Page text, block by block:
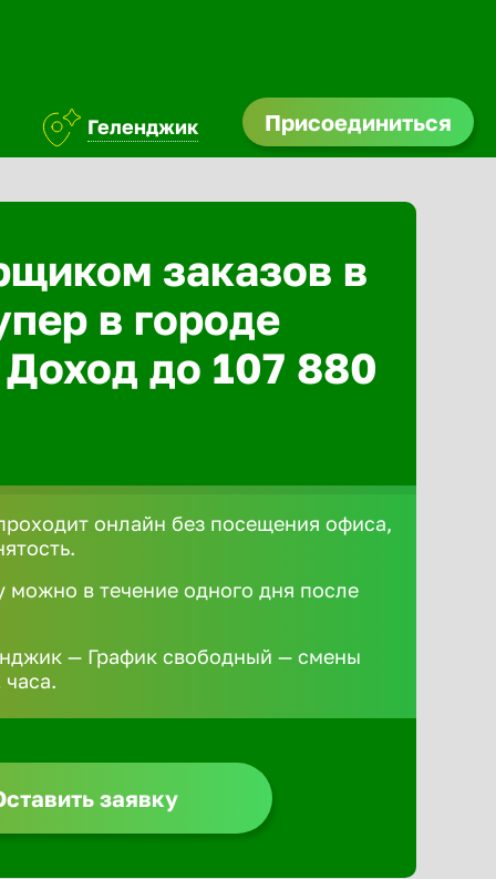
Геленджик Присоединиться
заказов в
в городе
до 107 880
онлайн без посещения офиса,
можно в течение одного дня после
— График свободный — смены
заявку